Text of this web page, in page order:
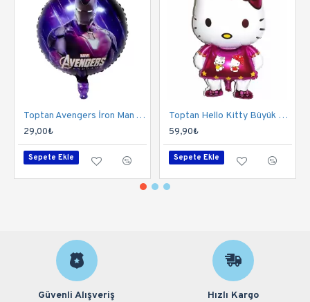
Toptan Avengers İron Man Yuvarlak Folyo Balon
29,00₺
Sepete Ekle
Toptan Hello Kitty Büyük Folyo Balon
59,90₺
Sepete Ekle
Güvenli Alışveriş Hızlı Kargo